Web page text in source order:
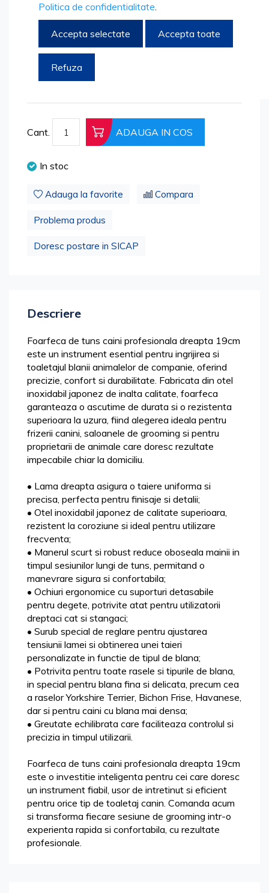
beginning
images
gallery
1.285,76 lei
Cant. ADAUGA IN COS
In stoc
Adauga la favorite Compara
Problema produs
Doresc postare in SICAP
Descriere
Foarfeca de tuns caini profesionala dreapta 19cm
este un instrument esential pentru ingrijirea si
toaletajul blanii animalelor de companie, oferind
precizie, confort si durabilitate. Fabricata din otel
inoxidabil japonez de inalta calitate, foarfeca
garanteaza o ascutime de durata si o rezistenta
superioara la uzura, fiind alegerea ideala pentru
frizerii canini, saloanele de grooming si pentru
proprietarii de animale care doresc rezultate
impecabile chiar la domiciliu.
• Lama dreapta asigura o taiere uniforma si
precisa, perfecta pentru finisaje si detalii;
• Otel inoxidabil japonez de calitate superioara,
rezistent la coroziune si ideal pentru utilizare
frecventa;
• Manerul scurt si robust reduce oboseala mainii in
timpul sesiunilor lungi de tuns, permitand o
manevrare sigura si confortabila;
• Ochiuri ergonomice cu suporturi detasabile
pentru degete, potrivite atat pentru utilizatorii
dreptaci cat si stangaci;
• Surub special de reglare pentru ajustarea
tensiunii lamei si obtinerea unei taieri
personalizate in functie de tipul de blana;
• Potrivita pentru toate rasele si tipurile de blana,
in special pentru blana fina si delicata, precum cea
a raselor Yorkshire Terrier, Bichon Frise, Havanese,
dar si pentru caini cu blana mai densa;
• Greutate echilibrata care faciliteaza controlul si
precizia in timpul utilizarii.
Foarfeca de tuns caini profesionala dreapta 19cm
este o investitie inteligenta pentru cei care doresc
un instrument fiabil, usor de intretinut si eficient
pentru orice tip de toaletaj canin. Comanda acum
si transforma fiecare sesiune de grooming intr-o
experienta rapida si confortabila, cu rezultate
profesionale.
Politica de confidentialitate.
Accepta selectate Accepta toate
Refuza